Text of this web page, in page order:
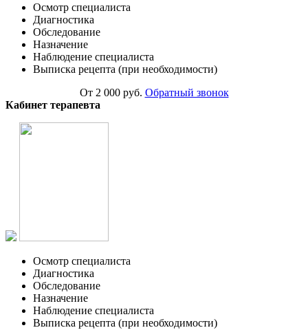
Осмотр специалиста
Диагностика
Обследование
Назначение
Наблюдение специалиста
Выписка рецепта (при необходимости)
От 2 000 руб. Обратный звонок
Кабинет терапевта
Осмотр специалиста
Диагностика
Обследование
Назначение
Наблюдение специалиста
Выписка рецепта (при необходимости)